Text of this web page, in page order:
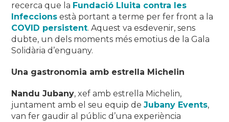
recerca que la Fundació Lluita contra les
Infeccions està portant a terme per fer front a la
COVID persistent. Aquest va esdevenir, sens
dubte, un dels moments més emotius de la Gala
Solidària d’enguany.
Una gastronomia amb estrella Michelin
Nandu Jubany, xef amb estrella Michelin,
juntament amb el seu equip deJubany Events,
van fer gaudir al públic d’una experiència